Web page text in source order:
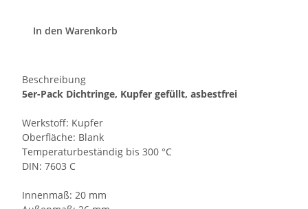
In den Warenkorb
Beschreibung
5er-Pack Dichtringe, Kupfer gefüllt, asbestfrei
Werkstoff: Kupfer
Oberfläche: Blank
Temperaturbeständig bis 300 °C
DIN: 7603 C
Innenmaß: 20 mm